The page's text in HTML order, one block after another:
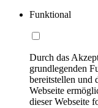
Funktional
Durch das
grundlegenden
bereitstellen und
Webseite
dieser Webseite